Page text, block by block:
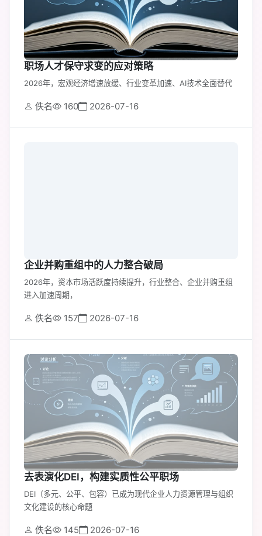
职场人才保守求变的应对策略
2026年，宏观经济增速放缓、行业变革加速、AI技术全面替代
佚名 160 2026-07-16
企业并购重组中的人力整合破局
2026年，资本市场活跃度持续提升，行业整合、企业并购重组
进入加速周期，
佚名 157 2026-07-16
去表演化DEI，构建实质性公平职场
DEI（多元、公平、包容）已成为现代企业人力资源管理与组织
文化建设的核心命题
佚名 145 2026-07-16